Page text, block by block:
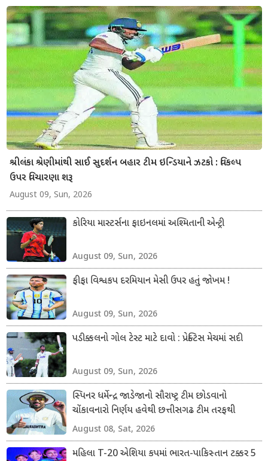
શ્રીલંકા શ્રેણીમાંથી સાઈ સુદર્શન બહાર ટીમ ઇન્ડિયાને ઝટકો : વિકલ્પ
ઉપર વિચારણા શરૂ
August 09, Sun, 2026
કોરિયા માસ્ટર્સના ફાઇનલમાં અશ્મિતાની એન્ટ્રી
August 09, Sun, 2026
ફીફા વિશ્વકપ દરમિયાન મેસી ઉપર હતું જોખમ !
August 09, Sun, 2026
પડીક્કલનો ગોલ ટેસ્ટ માટે દાવો : પ્રેક્ટિસ મેચમાં સદી
August 09, Sun, 2026
સ્પિનર ધર્મેન્દ્ર જાડેજાનો સૌરાષ્ટ્ર ટીમ છોડવાનો
ચોંકાવનારો નિર્ણય હવેથી છત્તીસગઢ ટીમ તરફથી
ડોમેસ્ટિક ક્રિકેટ રમશે
August 08, Sat, 2026
મહિલા T-20 એશિયા કપમાં ભારત-પાકિસ્તાન ટક્કર 5